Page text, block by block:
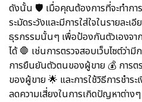
ดังนั้น 🛡️ เมื่อคุณต้องการที่จะทำก
ระมัดระวังและมีการใส่ใจในรายละ
ธุรกรรมนั้นๆ เพื่อป้องกันตัวเองจา
ได้ 🛑 เช่นการตรวจสอบเว็บไซต์ว่า
การยืนยันตัวตนของผู้ขาย 💰 การต
ของผู้ขาย 🌟 และการใช้วิธีการชำร
ลดความเสี่ยงในการเกิดปัญหาต่างๆ